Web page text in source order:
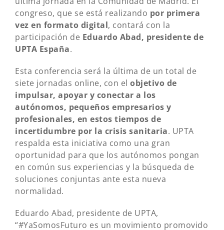
congreso, que se está realizando por primera
vez en formato digital, contará con la
participación de Eduardo Abad, presidente de
UPTA España.
Esta conferencia será la última de un total de
siete jornadas online, con el objetivo de
impulsar, apoyar y conectar a los
autónomos, pequeños empresarios y
profesionales, en estos tiempos de
incertidumbre por la crisis sanitaria. UPTA
respalda esta iniciativa como una gran
oportunidad para que los autónomos pongan
en común sus experiencias y la búsqueda de
soluciones conjuntas ante esta nueva
normalidad.
Eduardo Abad, presidente de UPTA,
“#YaSomosFuturo es un movimiento promovido